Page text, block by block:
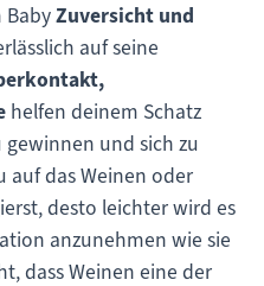
BabyZuversicht und
auf seine
helfen deinem Schatz
und sich zu
auf das Weinen oder
desto leichter wird es
anzunehmen wie sie
dass Weinen eine der